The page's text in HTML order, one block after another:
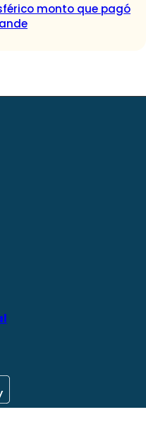
monto que pagó